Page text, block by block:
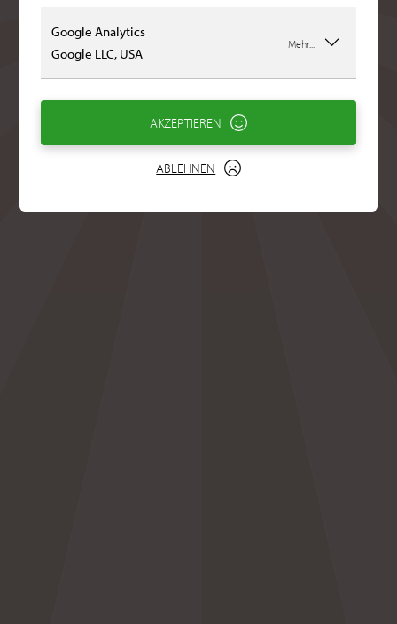
Google Analytics
Google LLC, USA
Mehr...
ABLEHNEN
AKZEPTIEREN